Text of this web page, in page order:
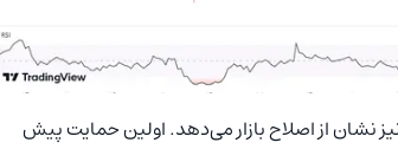
شده که این نیز نشان از اصلاح بازار می‌دهد. اولین حمایت پیش